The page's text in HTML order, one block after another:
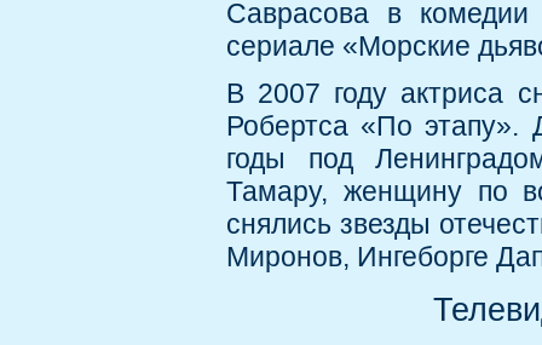
Саврасова в
сериале «Морские
В 2007 году актриса
Робертса «По этапу».
годы под
Тамару, женщину по
снялись звезды
Миронов, Ингеборге